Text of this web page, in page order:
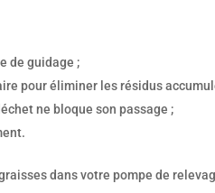
de guidage ;
pour éliminer les résidus
ne bloque son passage ;
dans votre pompe de